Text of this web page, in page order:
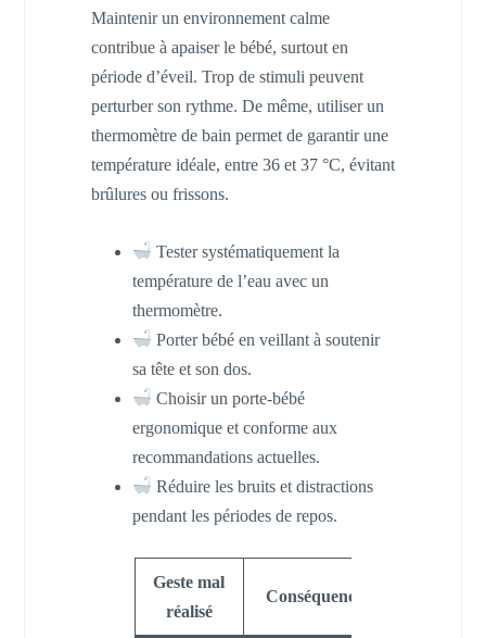
Maintenir un environnement calme
contribue à apaiser le bébé, surtout en
période d’éveil. Trop de stimuli peuvent
perturber son rythme. De même, utiliser un
thermomètre de bain permet de garantir une
température idéale, entre 36 et 37 °C, évitant
brûlures ou frissons.
Tester systématiquement la
température de l’eau avec un
thermomètre.
Porter bébé en veillant à soutenir
sa tête et son dos.
Choisir un porte-bébé
ergonomique et conforme aux
recommandations actuelles.
Réduire les bruits et distractions
pendant les périodes de repos.
Geste mal
réalisé
Conséquence